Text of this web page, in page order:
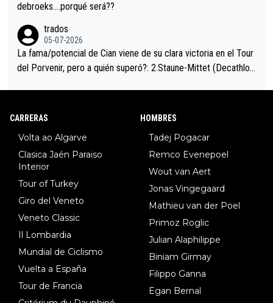
debroeks….porqué será??
trados
05-07-2026
La fama/potencial de Cian viene de su clara victoria en el Tour
del Porvenir, pero a quién superó?: 2.Staune-Mittet (Decathlon,
CARRERAS
Volta ao Algarve
Clasica Jaén Paraiso
Interior
Tour of Turkey
Giro del Veneto
Veneto Classic
Il Lombardia
Mundial de Ciclismo
Vuelta a España
Tour de Francia
HOMBRES
Tadej Pogacar
Remco Evenepoel
Wout van Aert
Jonas Vingegaard
Mathieu van der Poel
Primoz Roglic
Julian Alaphilippe
Biniam Girmay
Filippo Ganna
Egan Bernal